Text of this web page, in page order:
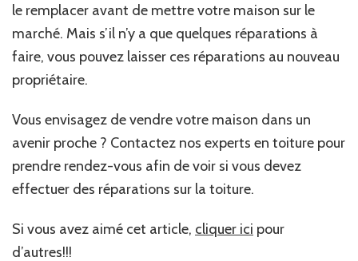
le remplacer avant de mettre votre maison sur le
marché. Mais s’il n’y a que quelques réparations à
faire, vous pouvez laisser ces réparations au nouveau
propriétaire.
Vous envisagez de vendre votre maison dans un
avenir proche ? Contactez nos experts en toiture pour
prendre rendez-vous afin de voir si vous devez
effectuer des réparations sur la toiture.
Si vous avez aimé cet article, cliquer ici pour
d’autres!!!